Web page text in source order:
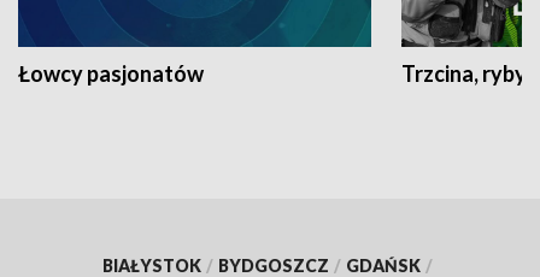
Łowcy pasjonatów Trzcina, ryby
BIAŁYSTOK / BYDGOSZCZ / GDAŃSK /